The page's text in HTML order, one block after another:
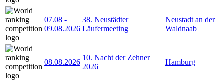
07.08 -
09.08.2026
38. Neustädter
Läufermeeting
Neustadt an der
Waldnaab
08.08.2026
10. Nacht der Zehner
2026
Hamburg